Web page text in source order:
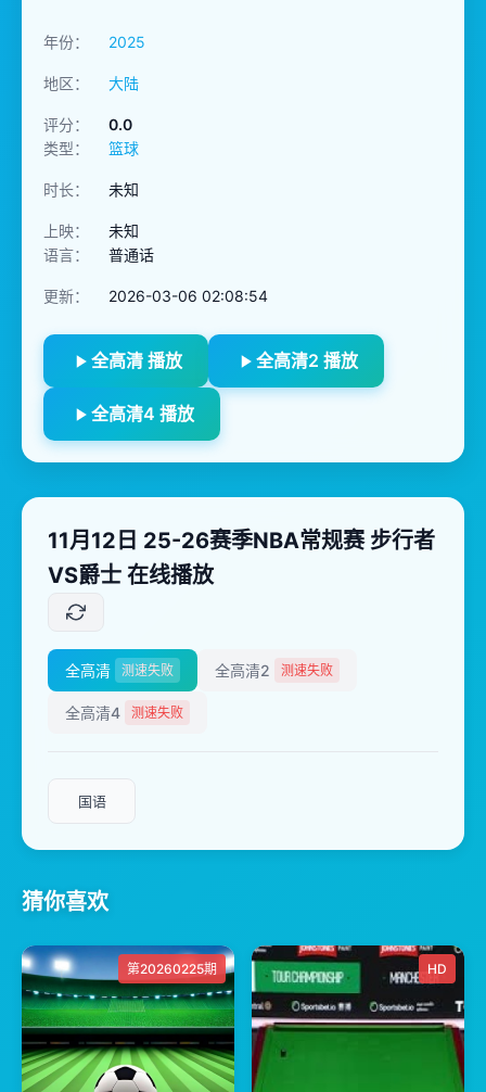
年份： 2025
地区： 大陆
评分：
0.0
类型：
篮球
时长： 未知
上映：
未知
语言：
普通话
更新： 2026-03-06 02:08:54
全高清 播放 全高清2 播放
全高清4 播放
11月12日 25-26赛季NBA常规赛 步行者
VS爵士 在线播放
全高清 测速失败 全高清2 测速失败
全高清4 测速失败
国语
猜你喜欢
第20260225期 HD